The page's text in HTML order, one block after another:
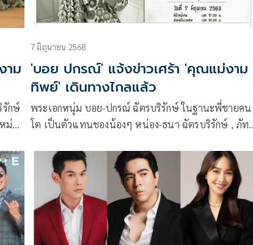
าม
รักษ์
ม่
การ
น
ค
7 มิถุนายน 2568
'บอย ปกรณ์' แจ้งข่าวเศร้า 'คุณแม่งาม
ทิพย์' เดินทางไกลแล้ว
พระเอกหนุ่ม บอย-ปกรณ์ ฉัตรบริรักษ์ ในฐานะพี่ชายคน
โต เป็นตัวแทนของน้องๆ หน่อง-ธนา ฉัตรบริรักษ์ , ภัทร
เศร้าของทางครอบครัว ว่าได้สูญเสียคุณแม่ งามทิพย์ ฉัตร
บริรักษ์ แล้ว